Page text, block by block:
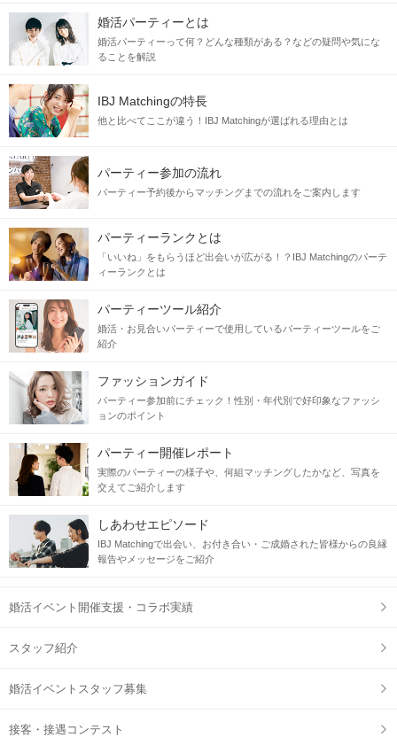
婚活パーティーとは
婚活パーティーって何？どんな種類がある？などの疑問や気にな
ることを解説
IBJ Matchingの特長
他と比べてここが違う！IBJ Matchingが選ばれる理由とは
パーティー参加の流れ
パーティー予約後からマッチングまでの流れをご案内します
パーティーランクとは
「いいね」をもらうほど出会いが広がる！？IBJ Matchingのパーテ
ィーランクとは
パーティーツール紹介
婚活・お見合いパーティーで使用しているパーティーツールをご
紹介
ファッションガイド
パーティー参加前にチェック！性別・年代別で好印象なファッシ
ョンのポイント
パーティー開催レポート
実際のパーティーの様子や、何組マッチングしたかなど、写真を
交えてご紹介します
しあわせエピソード
IBJ Matchingで出会い、お付き合い・ご成婚された皆様からの良縁
報告やメッセージをご紹介
婚活イベント開催支援・コラボ実績
スタッフ紹介
婚活イベントスタッフ募集
接客・接遇コンテスト